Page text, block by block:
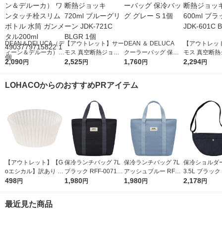
DEAN＆DELUCA（デ
ィーン＆デルーカ）
ワンタッチ栓スリムボ
22 1個
2,090円
【アウトレット】サー
モス 真空断熱ジョッ
キ 720ml ブルーグリ
2,525円
DEAN ＆ DELUCA
クーラーバッグ 保冷
バッグ グレー S 1個
1,760円
【アウトレッ
モス 真空断
キ 600ml ブ
2,294円
LOHACOからのおすすめPRアイテム
【アウトレット】【G
oエシカル】訳あり シ
モジマ おかずカップ
498円
保冷ランチバッグ 7L
ブラック RFF-0071 B
K 1個 トートバッグタ
1,980円
保冷ランチバッグ 7L
アッシュブルー RFF-
0071 ASB 1個 トート
1,980円
保冷ショルダ
3.5L ブラック
03 BK 1個 ペ
2,178円
最近見た商品